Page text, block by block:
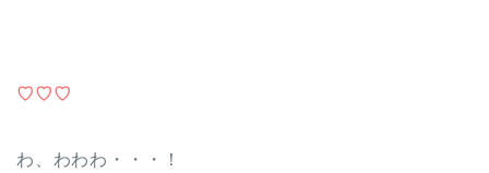
♡♡♡
わ、わわわ・・・！